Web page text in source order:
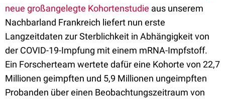
neue großangelegte Kohortenstudie aus unserem
Nachbarland Frankreich liefert nun erste
Langzeitdaten zur Sterblichkeit in Abhängigkeit von
der COVID-19-Impfung mit einem mRNA-Impfstoff.
Ein Forscherteam wertete dafür eine Kohorte von 22,7
Millionen geimpften und 5,9 Millionen ungeimpften
Probanden über einen Beobachtungszeitraum von